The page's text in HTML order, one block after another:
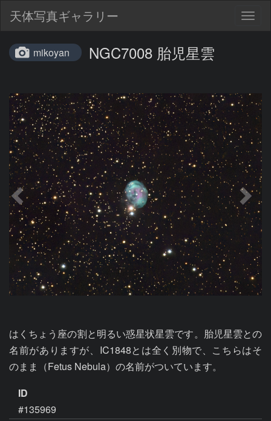
天体写真ギャラリー
mikoyan NGC7008 胎児星雲
はくちょう座の割と明るい惑星状星雲です。胎児星雲との
名前がありますが、IC1848とは全く別物で、こちらはそ
のまま（Fetus Nebula）の名前がついています。
ID
#135969